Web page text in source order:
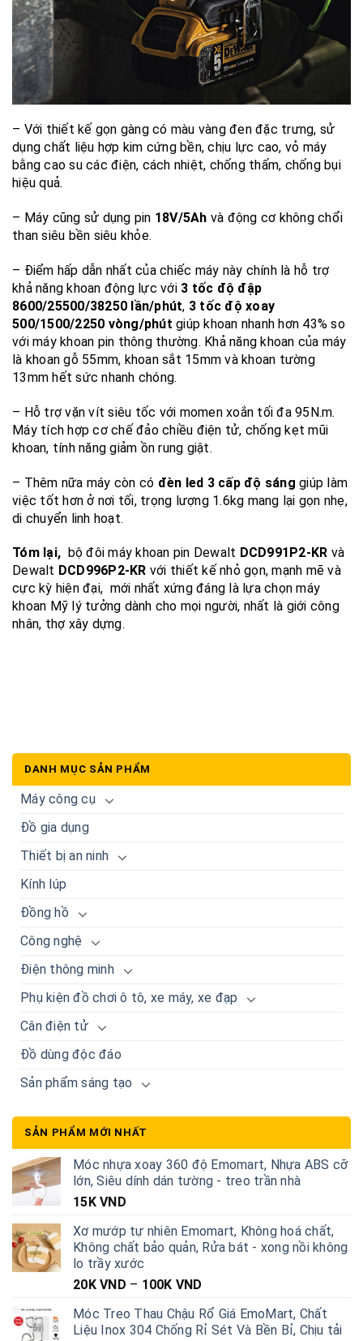
– Với thiết kế gọn gàng có màu vàng đen đặc trưng, sử
dụng chất liệu hợp kim cứng bền, chịu lực cao, vỏ máy
bằng cao su các điện, cách nhiệt, chống thấm, chống bụi
hiệu quả.
– Máy cũng sử dụng pin 18V/5Ah và động cơ không chổi
than siêu bền siêu khỏe.
– Điểm hấp dẫn nhất của chiếc máy này chính là hỗ trợ
khả năng khoan động lực với 3 tốc độ đập
8600/25500/38250 lần/phút, 3 tốc độ xoay
500/1500/2250 vòng/phút giúp khoan nhanh hơn 43% so
với máy khoan pin thông thường. Khả năng khoan của máy
là khoan gỗ 55mm, khoan sắt 15mm và khoan tường
13mm hết sức nhanh chóng.
– Hỗ trợ vặn vít siêu tốc với momen xoắn tối đa 95N.m.
Máy tích hợp cơ chế đảo chiều điện tử, chống kẹt mũi
khoan, tính năng giảm ồn rung giật.
– Thêm nữa máy còn có đèn led 3 cấp độ sáng giúp làm
việc tốt hơn ở nơi tối, trọng lượng 1.6kg mang lại gọn nhẹ,
di chuyển linh hoạt.
Tóm lại, bộ đôi máy khoan pin Dewalt DCD991P2-KR và
Dewalt DCD996P2-KR với thiết kế nhỏ gọn, mạnh mẽ và
cực kỳ hiện đại, mới nhất xứng đáng là lựa chọn máy
khoan Mỹ lý tưởng dành cho mọi người, nhất là giới công
nhân, thợ xây dựng.
DANH MỤC SẢN PHẨM
Máy công cụ
Đồ gia dụng
Thiết bị an ninh
Kính lúp
Đồng hồ
Công nghệ
Điện thông minh
Phụ kiện đồ chơi ô tô, xe máy, xe đạp
Cân điện tử
Đồ dùng độc đáo
Sản phẩm sáng tạo
SẢN PHẨM MỚI NHẤT
Móc nhựa xoay 360 độ Emomart, Nhựa ABS cỡ
lớn, Siêu dính dán tường - treo trần nhà
15K VND
Xơ mướp tự nhiên Emomart, Không hoá chất,
Không chất bảo quản, Rửa bát - xong nồi không
lo trầy xước
20K VND – 100K VND
Móc Treo Thau Chậu Rổ Giá EmoMart, Chất
Liệu Inox 304 Chống Rỉ Sét Và Bền Bỉ, Chịu tải